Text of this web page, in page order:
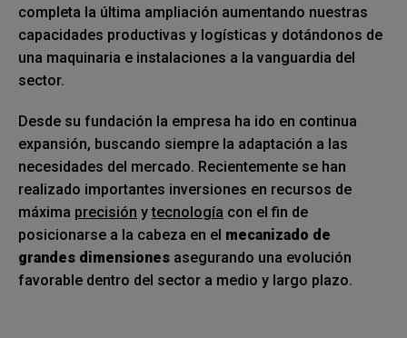
completa la última ampliación aumentando nuestras
capacidades productivas y logísticas y dotándonos de
una maquinaria e instalaciones a la vanguardia del
sector.
Desde su fundación la empresa ha ido en continua
expansión, buscando siempre la adaptación a las
necesidades del mercado. Recientemente se han
realizado importantes inversiones en recursos de
máxima precisión ytecnología con el fin de
posicionarse a la cabeza en el mecanizado de
grandes dimensiones asegurando una evolución
favorable dentro del sector a medio y largo plazo.